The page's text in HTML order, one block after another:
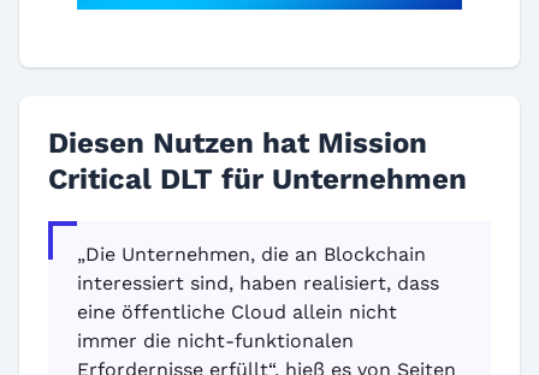
Diesen Nutzen hat Mission
Critical DLT für Unternehmen
„Die Unternehmen, die an Blockchain
interessiert sind, haben realisiert, dass
eine öffentliche Cloud allein nicht
immer die nicht-funktionalen
Erfordernisse erfüllt“, hieß es von Seiten